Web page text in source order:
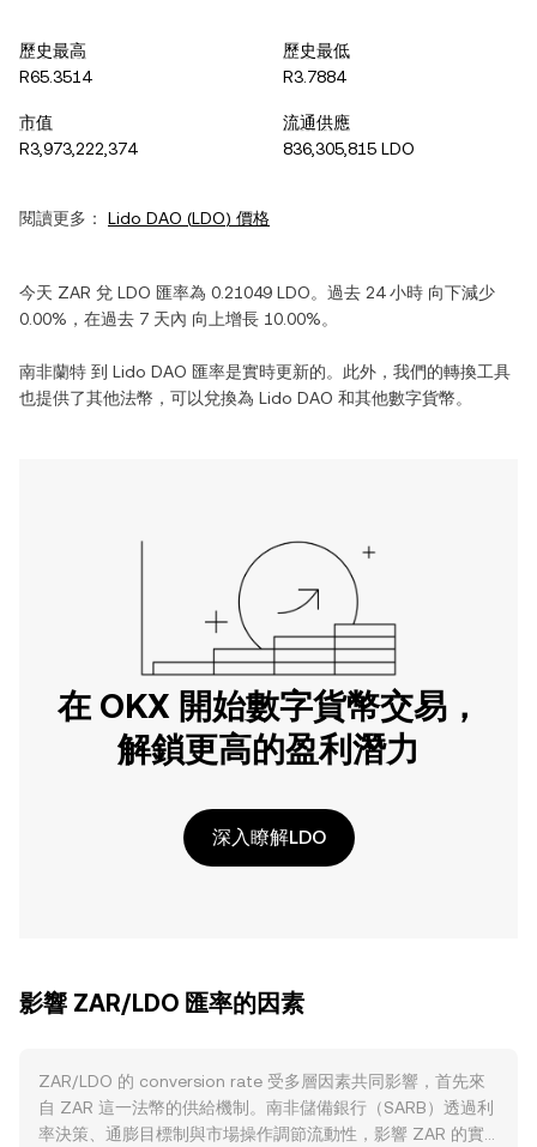
歷史最高
R65.3514
歷史最低
R3.7884
市值
R3,973,222,374
流通供應
836,305,815 LDO
閱讀更多： Lido DAO (LDO) 價格
今天 ZAR 兌 LDO 匯率為 0.21049 LDO。過去 24 小時 向下減少
0.00% ，在過去 7 天內 向上增長 10.00%。
南非蘭特 到 Lido DAO 匯率是實時更新的。此外，我們的轉換工具
也提供了其他法幣，可以兌換為 Lido DAO 和其他數字貨幣。
在 OKX 開始數字貨幣交易，
解鎖更高的盈利潛力
深入瞭解LDO
影響 ZAR/LDO 匯率的因素
ZAR/LDO 的 conversion rate 受多層因素共同影響，首先來
自 ZAR 這一法幣的供給機制。南非儲備銀行（SARB）透過利
率決策、通膨目標制與市場操作調節流動性，影響 ZAR 的實